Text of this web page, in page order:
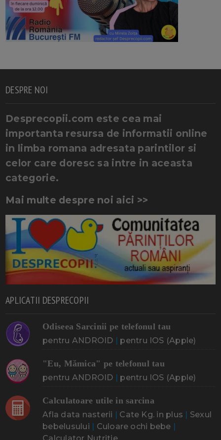
DESPRE NOI
Desprecopii.com este cea mai
importanta resursa de informatii online
in limba romana adresata parintilor si
celor care doresc sa intre in aceasta
categorie.
Mai multe despre noi aici >>
APLICATII DESPRECOPII
Odiseea Sarcinii pe telefonul tau
pentru ANDROID | pentru IOS (Apple)
"Eu, Mămica" pe telefonul tau
pentru ANDROID | pentru IOS (Apple)
Calculatoare utile in sarcina
Afla data nasterii | Cate Kg. in plus | Sexul
bebelusului | Culoare ochi bebe |